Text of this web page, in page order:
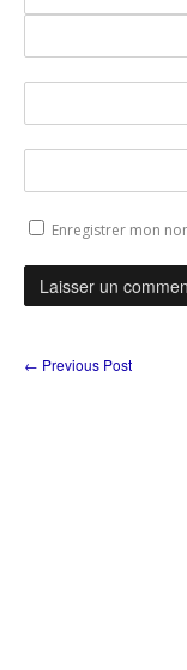
Enregistrer mon
← Previous Post